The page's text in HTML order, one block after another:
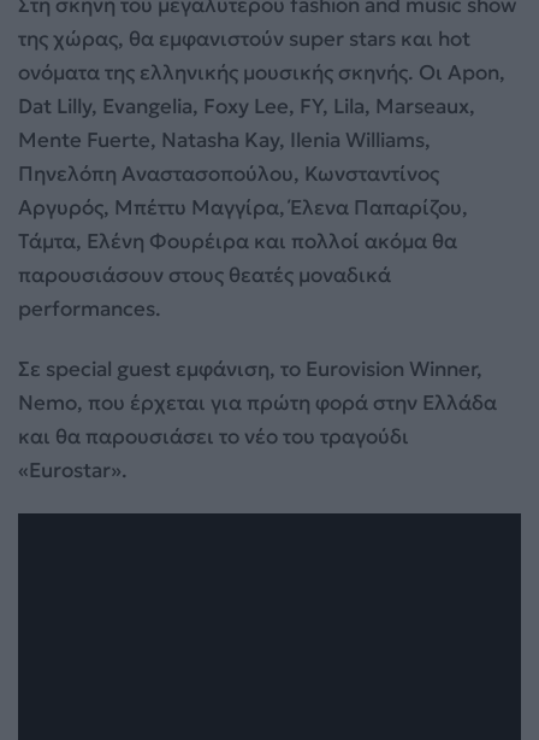
της χώρας, θα εμφανιστούν super stars και hot
ονόματα της ελληνικής μουσικής σκηνής. Οι Apon,
Dat Lilly, Evangelia, Foxy Lee, FY, Lila, Marseaux,
Mente Fuerte, Natasha Kay, Ilenia Williams,
Πηνελόπη Αναστασοπούλου, Κωνσταντίνος
Αργυρός, Μπέττυ Μαγγίρα, Έλενα Παπαρίζου,
Τάμτα, Ελένη Φουρέιρα και πολλοί ακόμα θα
παρουσιάσουν στους θεατές μοναδικά
performances.
Σε special guest εμφάνιση, το Eurovision Winner,
Nemo, που έρχεται για πρώτη φορά στην Ελλάδα
και θα παρουσιάσει το νέο του τραγούδι
«Eurostar».